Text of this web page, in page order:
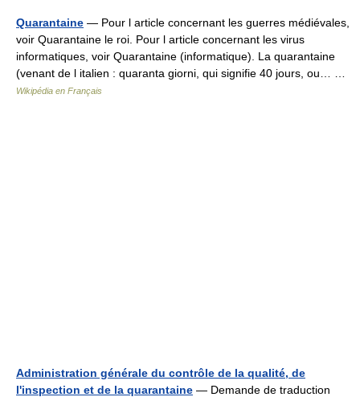
Quarantaine — Pour l article concernant les guerres médiévales,
voir Quarantaine le roi. Pour l article concernant les virus
informatiques, voir Quarantaine (informatique). La quarantaine
(venant de l italien : quaranta giorni, qui signifie 40 jours, ou… …
Wikipédia en Français
Administration générale du contrôle de la qualité, de
l'inspection et de la quarantaine — Demande de traduction